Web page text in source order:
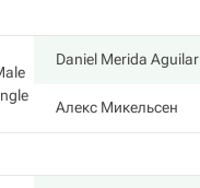
Daniel Merida Aguilar
Алекс Микельсен